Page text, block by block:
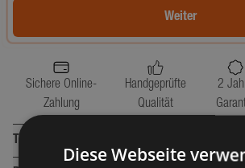
Weiter
Sichere Online-
Zahlung
Handgeprüfte
Qualität
2
Teschnische Details
Diese Webseite